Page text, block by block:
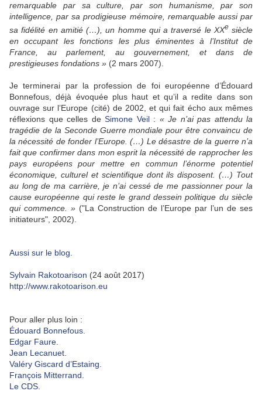
remarquable par sa culture, par son humanisme, par son
intelligence, par sa prodigieuse mémoire, remarquable aussi par
sa fidélité en amitié (…), un homme qui a traversé le XXesiècle
en occupant les fonctions les plus éminentes à l’Institut de
France, au parlement, au gouvernement, et dans de
prestigieuses fondations » (2 mars 2007).
Je terminerai par la profession de foi européenne d’Édouard
Bonnefous, déjà évoquée plus haut et qu’il a redite dans son
ouvrage sur l’Europe (cité) de 2002, et qui fait écho aux mêmes
réflexions que celles de Simone Veil: « Je n’ai pas attendu la
tragédie de la Seconde Guerre mondiale pour être convaincu de
la nécessité de fonder l’Europe. (…) Le désastre de la guerre n’a
fait que confirmer dans mon esprit la nécessité de rapprocher les
pays européens pour mettre en commun l’énorme potentiel
économique, culturel et scientifique dont ils disposent. (…) Tout
au long de ma carrière, je n’ai cessé de me passionner pour la
cause européenne qui reste le grand dessein politique du siècle
qui commence. » ("La Construction de l’Europe par l’un de ses
initiateurs", 2002).
Aussi sur le blog.
Sylvain Rakotoarison (24 août 2017)
http://www.rakotoarison.eu
Pour aller plus loin :
Édouard Bonnefous.
Edgar Faure.
Jean Lecanuet.
Valéry Giscard d’Estaing.
François Mitterrand.
Le CDS.